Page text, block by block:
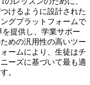
けるように設計された
グプラットフォームで
提供し、学業サポー
めの汎用性の高いツー
ームにより、生徒はチ
ーズに基づいて最も適
。